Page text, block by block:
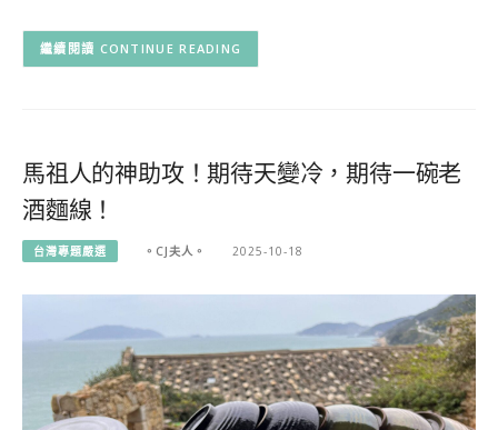
CONTINUE READING
馬祖人的神助攻！期待天變冷，期待一碗老
酒麵線！
台灣專題嚴選 。CJ夫人。 2025-10-18